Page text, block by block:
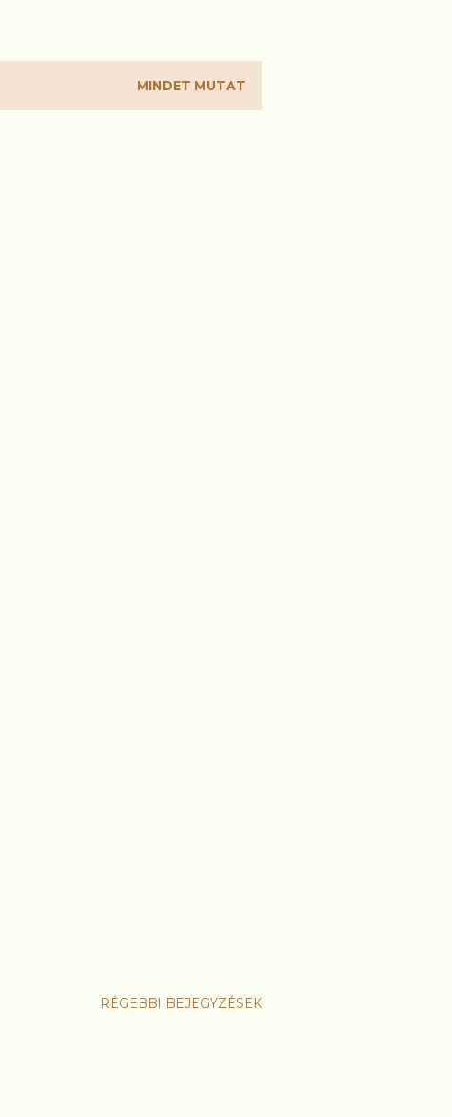
MINDET MUTAT
RÉGEBBI BEJEGYZÉSEK